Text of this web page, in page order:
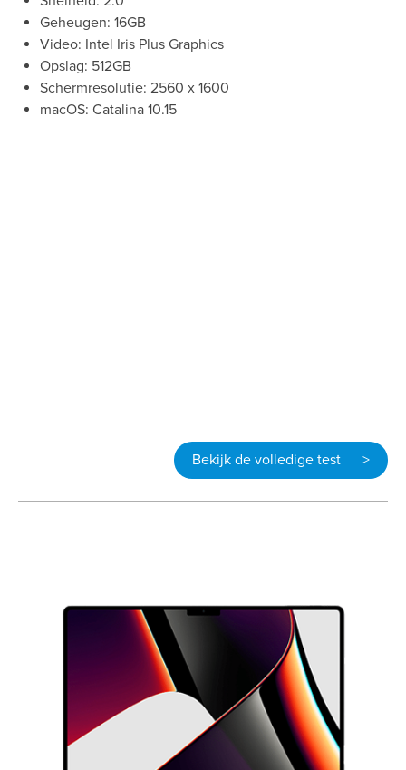
Geheugen: 16GB
Video: Intel Iris Plus Graphics
Opslag: 512GB
Schermresolutie: 2560 x 1600
macOS: Catalina 10.15
Bekijk de volledige test >